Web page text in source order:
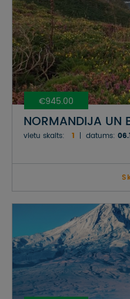
€945.00
NORMANDIJA UN
vietu skaits: 1 datums: